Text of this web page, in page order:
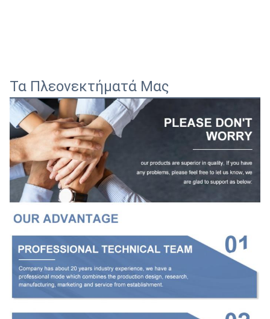
Τα Πλεονεκτήματά Μας